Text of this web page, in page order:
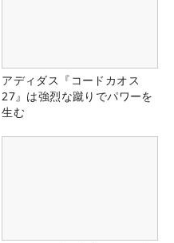
アディダス『コードカオス
27』は強烈な蹴りでパワーを
生む